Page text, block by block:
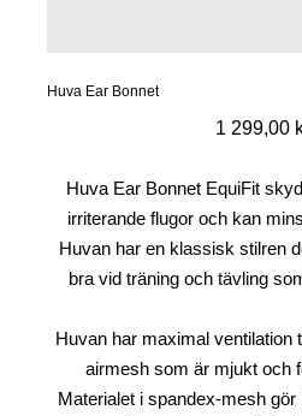
Huva Ear Bonnet
Pris
1 299,00
Huva Ear Bonnet EquiFit
irriterande flugor och kan
Huvan har en klassisk stilren
bra vid träning och tävling
Huvan har maximal ventilation
airmesh som är mjukt och
Materialet i spandex-mesh